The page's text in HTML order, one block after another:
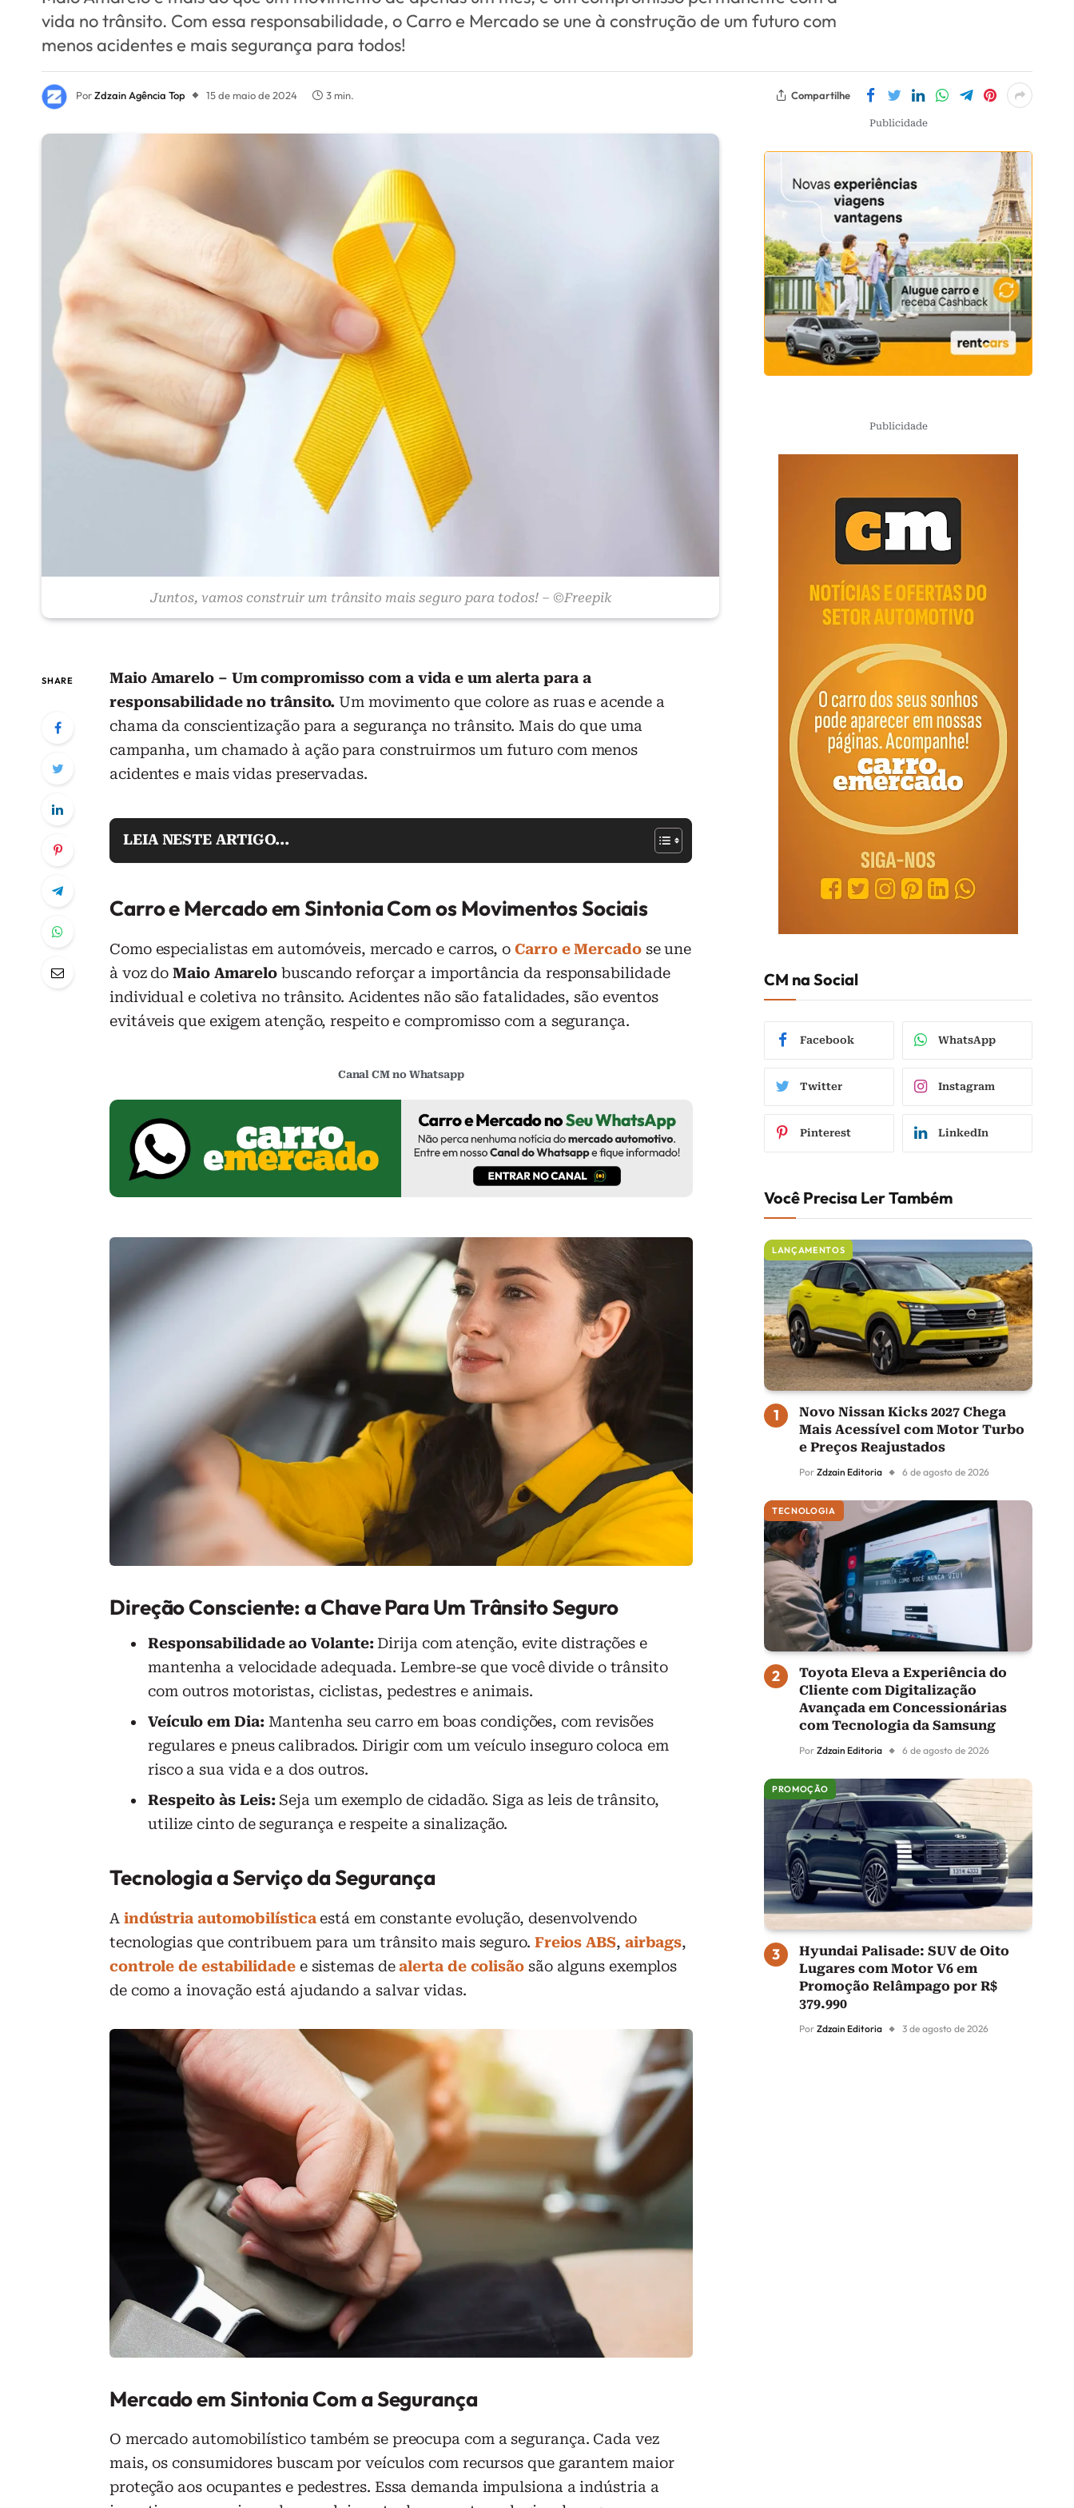
vida no trânsito. Com essa responsabilidade, o Carro e Mercado se une à construção de um futuro com
menos acidentes e mais segurança para todos!
PorZdzain Agência Top 15 de maio de 2024 3 min. Compartilhe
Juntos, vamos construir um trânsito mais seguro para todos! – ©Freepik
SHARE
Maio Amarelo – Um compromisso com a vida e um alerta para a
responsabilidade no trânsito. Um movimento que colore as ruas e acende a
chama da conscientização para a segurança no trânsito. Mais do que uma
campanha, um chamado à ação para construirmos um futuro com menos
acidentes e mais vidas preservadas.
LEIA NESTE ARTIGO...
Carro e Mercado em Sintonia Com os Movimentos Sociais
Como especialistas em automóveis, mercado e carros, oCarro e Mercadose une
à voz doMaio Amarelo buscando reforçar a importância da responsabilidade
individual e coletiva no trânsito. Acidentes não são fatalidades, são eventos
evitáveis que exigem atenção, respeito e compromisso com a segurança.
Canal CM no Whatsapp
Direção Consciente: a Chave Para Um Trânsito Seguro
Responsabilidade ao Volante:Dirija com atenção, evite distrações e
mantenha a velocidade adequada. Lembre-se que você divide o trânsito
com outros motoristas, ciclistas, pedestres e animais.
Veículo em Dia:Mantenha seu carro em boas condições, com revisões
regulares e pneus calibrados. Dirigir com um veículo inseguro coloca em
risco a sua vida e a dos outros.
Respeito às Leis:Seja um exemplo de cidadão. Siga as leis de trânsito,
utilize cinto de segurança e respeite a sinalização.
Tecnologia a Serviço da Segurança
A indústria automobilísticaestá em constante evolução, desenvolvendo
tecnologias que contribuem para um trânsito mais seguro. Freios ABS, airbags,
controle de estabilidadee sistemas dealerta de colisãosão alguns exemplos
de como a inovação está ajudando a salvar vidas.
Mercado em Sintonia Com a Segurança
O mercado automobilístico também se preocupa com a segurança. Cada vez
mais, os consumidores buscam por veículos com recursos que garantem maior
proteção aos ocupantes e pedestres. Essa demanda impulsiona a indústria a
Publicidade
Publicidade
CM na Social
Facebook WhatsApp
Twitter Instagram
Pinterest LinkedIn
Você Precisa Ler Também
LANÇAMENTOS
Novo Nissan Kicks 2027 Chega
Mais Acessível com Motor Turbo
e Preços Reajustados
Por Zdzain Editoria 6 de agosto de 2026
TECNOLOGIA
Toyota Eleva a Experiência do
Cliente com Digitalização
Avançada em Concessionárias
com Tecnologia da Samsung
Por Zdzain Editoria 6 de agosto de 2026
PROMOÇÃO
Hyundai Palisade: SUV de Oito
Lugares com Motor V6 em
Promoção Relâmpago por R$
379.990
Por Zdzain Editoria 3 de agosto de 2026